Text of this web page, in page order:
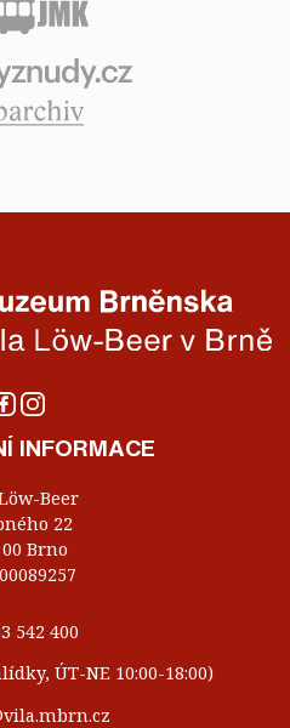
INFORMACE
Beer
22
Brno
542 400
ÚT-NE 10:00-18:00)